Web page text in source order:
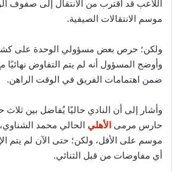
اللاعب قد اقترب من الانتقال إلى صفوف
موسم الانتقالات الصيفية.
ولكن؛ حرص بعض مسؤولي الوحدة على كشف
وأوضح المسؤول أنه لم يتم التفاوض نهائيًا
ضمن اهتمامات الفريق في الوقت الراهن.
وأشار إلى أن النادي حاليًا يُفاضل بين
حارس مرمى الأهلي الحالي محمد الشناوي،
موسم على الأقل، ولكن؛ حتى الآن لم يتم
أي مفاوضات من قبل الثنائي.